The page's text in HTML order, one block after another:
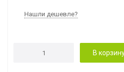
Нашли дешевле?
В